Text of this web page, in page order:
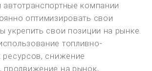
автотранспортные компании
оптимизировать свои
укрепить свои позиции на рынке.
топливно-
ресурсов, снижение
продвижение на рынок,